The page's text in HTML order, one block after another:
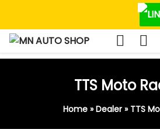
content
TTS Moto
Home »Dealer» TTS